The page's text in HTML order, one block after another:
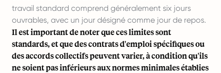
travail standard comprend généralement six jours
ouvrables, avec un jour désigné comme jour de repos.
Il est important de noter que ces limites sont
standards, et que des contrats d'emploi spécifiques ou
des accords collectifs peuvent varier, à condition qu'ils
ne soient pas inférieurs aux normes minimales établies